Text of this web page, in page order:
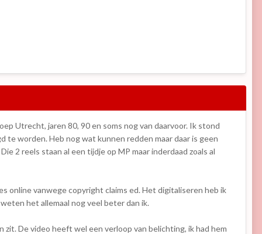
Utrecht, jaren 80, 90 en soms nog van daarvoor. Ik stond
worden. Heb nog wat kunnen redden maar daar is geen
2 reels staan al een tijdje op MP maar inderdaad zoals al
online vanwege copyright claims ed. Het digitaliseren heb ik
het allemaal nog veel beter dan ik.
De video heeft wel een verloop van belichting, ik had hem